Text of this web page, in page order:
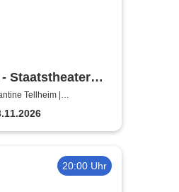
Staatstheater
Tellheim |
20:00 Uhr